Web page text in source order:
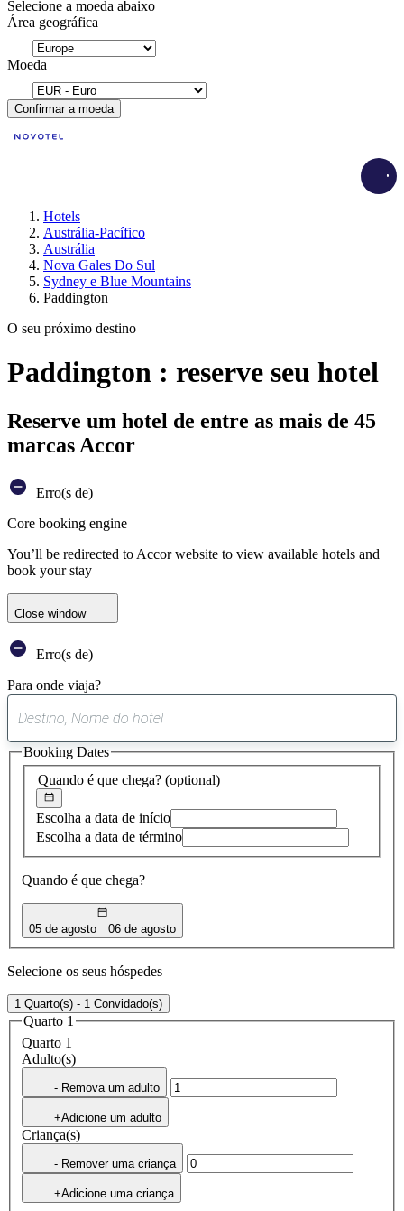
Selecione a moeda abaixo
Área geográfica
Moeda
Confirmar a moeda
Hotels
Austrália-Pacífico
Austrália
Nova Gales Do Sul
Sydney e Blue Mountains
Paddington
O seu próximo destino
Paddington : reserve seu hotel
Reserve um hotel de entre as mais de 45
marcas Accor
Erro(s de)
Core booking engine
You’ll be redirected to Accor website to view available hotels and
book your stay
Close window
Erro(s de)
Para onde viaja?
sugestão
encontrada
Quando é que chega? (optional)
Escolha a data de início
Escolha a data de término
Quando é que chega?
05 de agosto 06 de agosto
Booking Dates
Selecione os seus hóspedes
1 Quarto(s) - 1 Convidado(s)
Quarto 1
Quarto 1
Adulto(s)
- Remova um adulto
+Adicione um adulto
Criança(s)
- Remover uma criança
+Adicione uma criança